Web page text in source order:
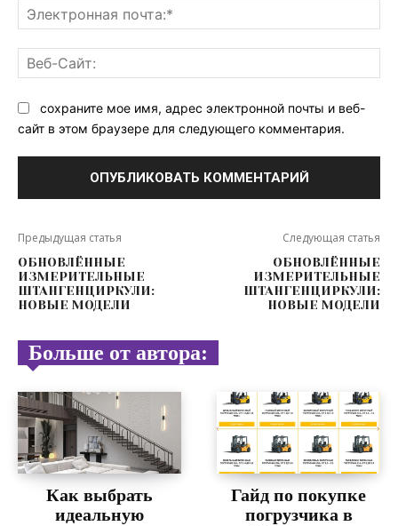
сохраните мое имя, адрес электронной почты и веб-
сайт в этом браузере для следующего комментария.
Предыдущая статья
ОБНОВЛЁННЫЕ
ИЗМЕРИТЕЛЬНЫЕ
ШТАНГЕНЦИРКУЛИ:
НОВЫЕ МОДЕЛИ
Следующая статья
ОБНОВЛЁННЫЕ
ИЗМЕРИТЕЛЬНЫЕ
ШТАНГЕНЦИРКУЛИ:
НОВЫЕ МОДЕЛИ
Больше от автора:
Как выбрать
идеальную
Гайд по покупке
погрузчика в